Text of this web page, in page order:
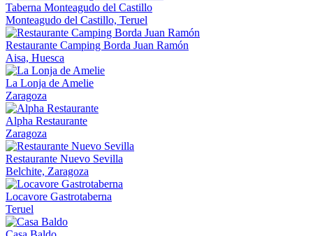
Taberna Monteagudo del Castillo
Monteagudo del Castillo, Teruel
Restaurante Camping Borda Juan Ramón
Aisa, Huesca
La Lonja de Amelie
Zaragoza
Alpha Restaurante
Zaragoza
Restaurante Nuevo Sevilla
Belchite, Zaragoza
Locavore Gastrotaberna
Teruel